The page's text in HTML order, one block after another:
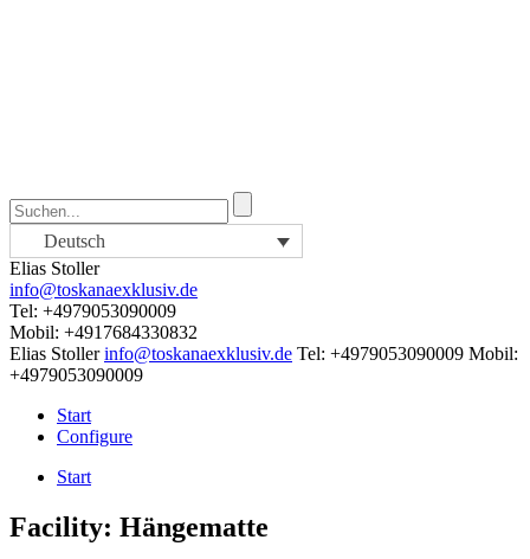
Deutsch
Elias Stoller
info@toskanaexklusiv.de
Tel: +4979053090009
Mobil: +4917684330832
Elias Stoller info@toskanaexklusiv.de Tel: +4979053090009 Mobil:
+4979053090009
Start
Configure
Start
Facility: Hängematte